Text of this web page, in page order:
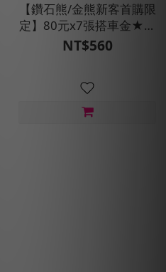
【鑽石熊/金熊新客首購限
定】80元x7張搭車金★現
折100元
NT$560